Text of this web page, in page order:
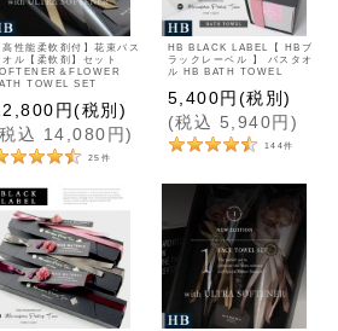
高性能柔軟剤付】花束バス
オル【柔軟剤】セット
＆FLOWER
TOWEL SET
円(税別)
税込 14,080 円)
25 件
HB BLACK LABEL【 HBブ
ラックレーベル 】 バスタオ
ル HB BATH TOWEL
5,400円 (税別)
(税込 5,940円 )
144件